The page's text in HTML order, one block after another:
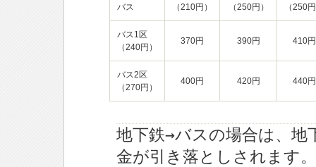
バス
（210円）
（250円）
（250
バス1区
（240円）
370円 390円 410円
バス2区
（270円）
400円 420円 440円
地下鉄→バスの場合は、地
金が引き落としされます